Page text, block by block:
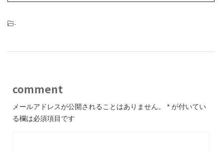
-
comment
メールアドレスが公開されることはありません。 * が付いてい
る欄は必須項目です